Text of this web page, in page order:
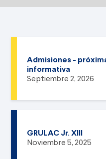
Admisiones -
informativa
Septiembre 2, 2026
GRULAC Jr. XIII
Noviembre 5, 2025